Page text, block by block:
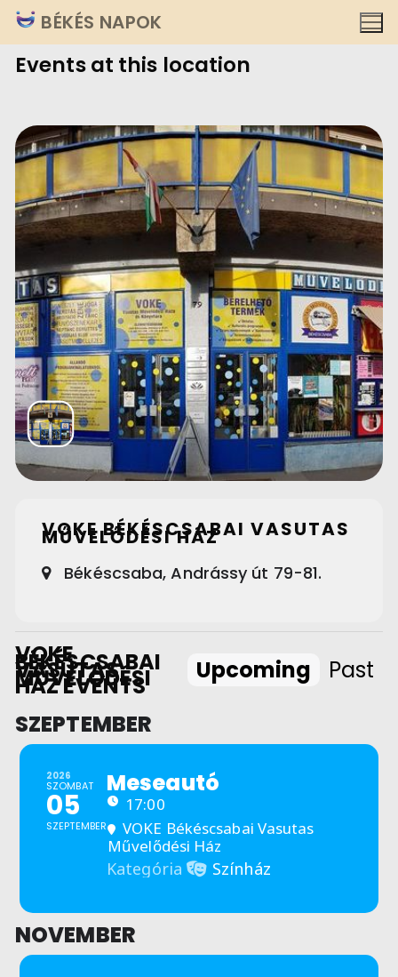
Ugrás
a
tartalomra
BÉKÉS NAPOK
Events at this location
VOKE BÉKÉSCSABAI VASUTAS
MŰVELŐDÉSI HÁZ
Békéscsaba, Andrássy út 79-81.
VOKE
BÉKÉSCSABAI
VASUTAS
MŰVELŐDÉSI
HÁZ EVENTS
Upcoming
Past
SZEPTEMBER
2026
SZOMBAT
05
SZEPTEMBER
Meseautó
17:00
VOKE Békéscsabai Vasutas
Művelődési Ház
Kategória Színház
NOVEMBER